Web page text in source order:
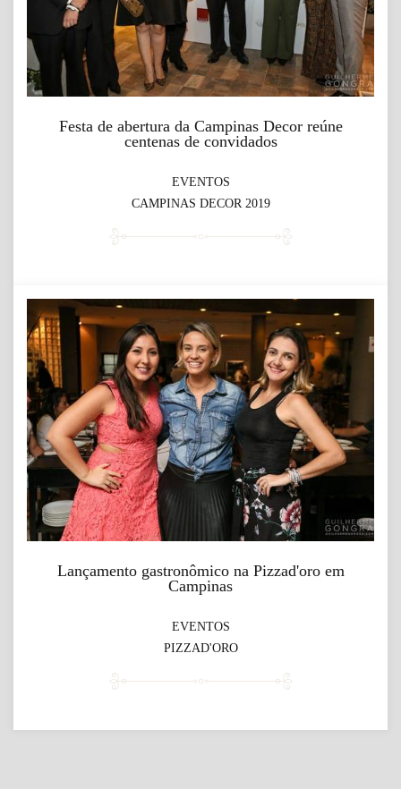
Festa de abertura da Campinas Decor reúne
centenas de convidados
EVENTOS
CAMPINAS DECOR 2019
Lançamento gastronômico na Pizzad'oro em
Campinas
EVENTOS
PIZZAD'ORO